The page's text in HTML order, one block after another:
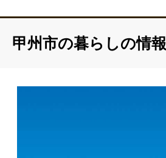
甲州市の暮らしの情報